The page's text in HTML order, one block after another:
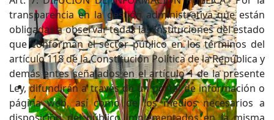
transparencia en la gestión administrativa que están
obligadas a observar todas las Instituciones del estado
que conforman el sector público en los términos del
artículo 118 de la Constitución Política de la República y
demás entes señalados en el artículo 1 de la presente
Ley, difundirán a través de un portal de información o
página web, así como de los medios necesarios a